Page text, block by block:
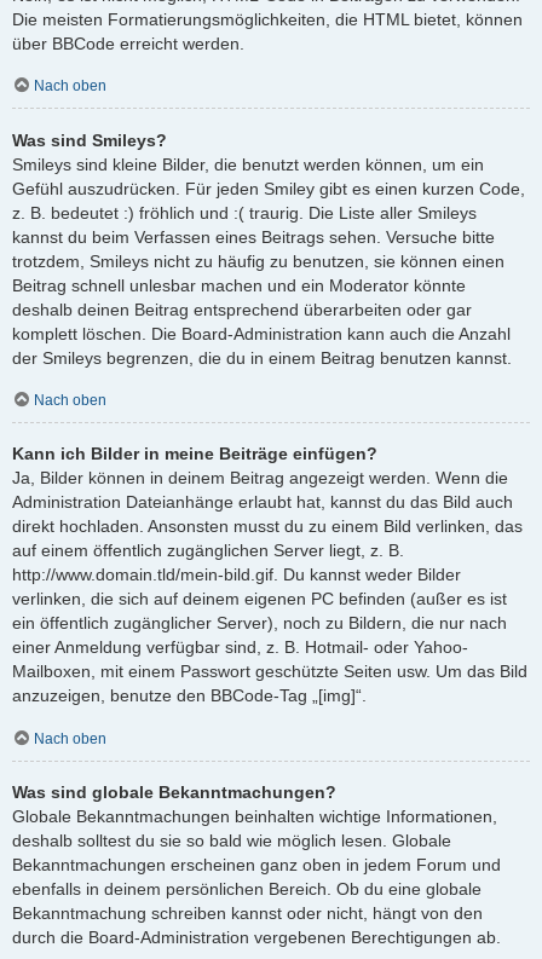
Die meisten Formatierungsmöglichkeiten, die HTML bietet, können
über BBCode erreicht werden.
Nach oben
Was sind Smileys?
Smileys sind kleine Bilder, die benutzt werden können, um ein
Gefühl auszudrücken. Für jeden Smiley gibt es einen kurzen Code,
z. B. bedeutet :) fröhlich und :( traurig. Die Liste aller Smileys
kannst du beim Verfassen eines Beitrags sehen. Versuche bitte
trotzdem, Smileys nicht zu häufig zu benutzen, sie können einen
Beitrag schnell unlesbar machen und ein Moderator könnte
deshalb deinen Beitrag entsprechend überarbeiten oder gar
komplett löschen. Die Board-Administration kann auch die Anzahl
der Smileys begrenzen, die du in einem Beitrag benutzen kannst.
Nach oben
Kann ich Bilder in meine Beiträge einfügen?
Ja, Bilder können in deinem Beitrag angezeigt werden. Wenn die
Administration Dateianhänge erlaubt hat, kannst du das Bild auch
direkt hochladen. Ansonsten musst du zu einem Bild verlinken, das
auf einem öffentlich zugänglichen Server liegt, z. B.
http://www.domain.tld/mein-bild.gif. Du kannst weder Bilder
verlinken, die sich auf deinem eigenen PC befinden (außer es ist
ein öffentlich zugänglicher Server), noch zu Bildern, die nur nach
einer Anmeldung verfügbar sind, z. B. Hotmail- oder Yahoo-
Mailboxen, mit einem Passwort geschützte Seiten usw. Um das Bild
anzuzeigen, benutze den BBCode-Tag „[img]“.
Nach oben
Was sind globale Bekanntmachungen?
Globale Bekanntmachungen beinhalten wichtige Informationen,
deshalb solltest du sie so bald wie möglich lesen. Globale
Bekanntmachungen erscheinen ganz oben in jedem Forum und
ebenfalls in deinem persönlichen Bereich. Ob du eine globale
Bekanntmachung schreiben kannst oder nicht, hängt von den
durch die Board-Administration vergebenen Berechtigungen ab.